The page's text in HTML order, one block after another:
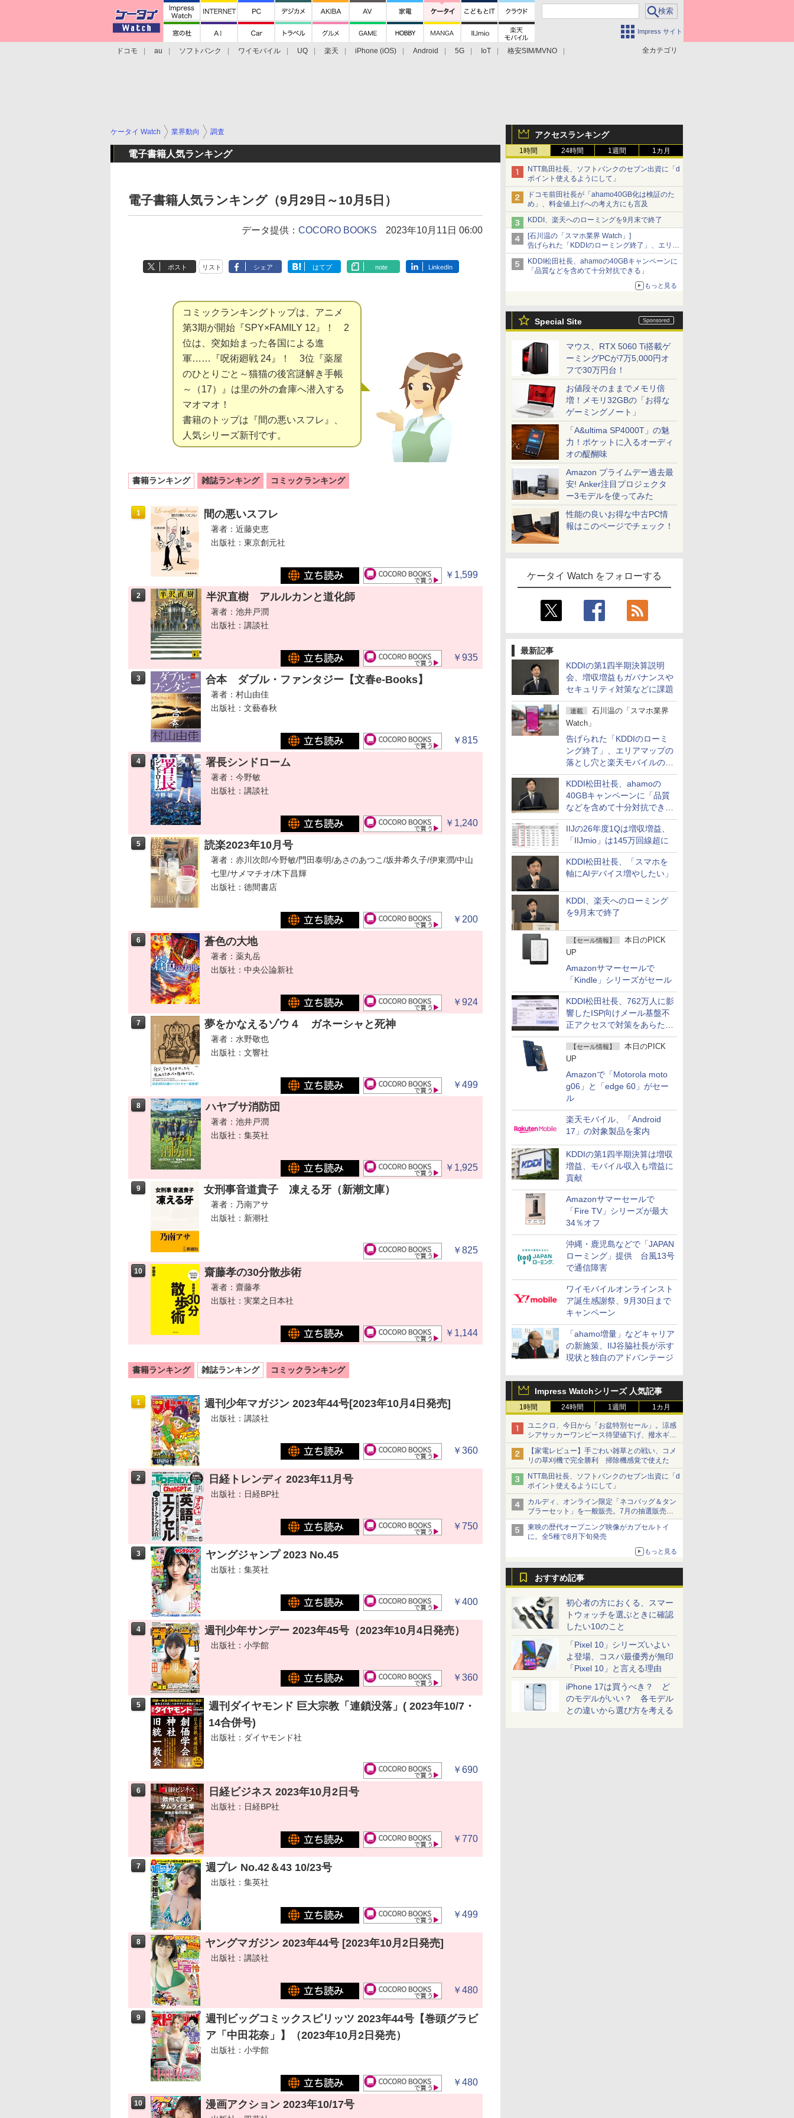
Impress サイト
全カテゴリ
ドコモ au ソフトバンク ワイモバイル UQ 楽天 iPhone (iOS) Android 5G IoT
格安SIM/MVNO
アクセスランキング
1時間 24時間 1週間 1カ月
NTT島田社長、ソフトバンクのセブン出資に「d
ポイント使えるようにして」
ドコモ前田社長が「ahamo40GB化は検証のた
め」、料金値上げへの考え方にも言及
KDDI、楽天へのローミングを9月末で終了
[石川温の「スマホ業界 Watch」]
告げられた「KDDIのローミング終了」、エリア
マップの落とし穴と楽天モバイルの課題
KDDI松田社長、ahamoの40GBキャンペーンに
「品質などを含めて十分対抗できる」
もっと見る
Special Site
マウス、RTX 5060 Ti搭載ゲ
ーミングPCが7万5,000円オ
フで30万円台！
お値段そのままでメモリ倍
増！メモリ32GBの「お得な
ゲーミングノート」
「A&ultima SP4000T」の魅
力！ポケットに入るオーディ
オの醍醐味
Amazon プライムデー過去最
安! Anker注目プロジェクタ
ー3モデルを使ってみた
性能の良いお得な中古PC情
報はこのページでチェック！
ケータイ Watch をフォローする
最新記事
KDDIの第1四半期決算説明
会、増収増益もガバナンスや
セキュリティ対策などに課題
連載
石川温の「スマホ業界
Watch」
告げられた「KDDIのローミ
ング終了」、エリアマップの
落とし穴と楽天モバイルの課
題
KDDI松田社長、ahamoの
40GBキャンペーンに「品質
などを含めて十分対抗でき
る」
IIJの26年度1Qは増収増益、
「IIJmio」は145万回線超に
KDDI松田社長、「スマホを
軸にAIデバイス増やしたい」
KDDI、楽天へのローミング
を9月末で終了
【セール情報】
本日のPICK
UP
Amazonサマーセールで
「Kindle」シリーズがセール
KDDI松田社長、762万人に影
響したISP向けメール基盤不
正アクセスで対策をあらため
て説明
【セール情報】
本日のPICK
UP
Amazonで「Motorola moto
g06」と「edge 60」がセー
ル
楽天モバイル、「Android
17」の対象製品を案内
KDDIの第1四半期決算は増収
増益、モバイル収入も増益に
貢献
Amazonサマーセールで
「Fire TV」シリーズが最大
34％オフ
沖縄・鹿児島などで「JAPAN
ローミング」提供 台風13号
で通信障害
ワイモバイルオンラインスト
ア誕生感謝祭、9月30日まで
キャンペーン
「ahamo増量」などキャリア
の新施策、IIJ谷脇社長が示す
現状と独自のアドバンテージ
Impress Watchシリーズ 人気記事
1時間 24時間 1週間 1カ月
ユニクロ、今日から「お盆特別セール」。涼感
シアサッカーワンピース待望値下げ、撥水ギア
ショーツは1990円に
【家電レビュー】手ごわい雑草との戦い、コメ
リの草刈機で完全勝利 掃除機感覚で使えた
NTT島田社長、ソフトバンクのセブン出資に「d
ポイント使えるようにして」
カルディ、オンライン限定「ネコバッグ＆タン
ブラーセット」を一般販売。7月の抽選販売の
当選無効分
東映の歴代オープニング映像がカプセルトイ
に。全5種で8月下旬発売
もっと見る
おすすめ記事
初心者の方におくる、スマー
トウォッチを選ぶときに確認
したい10のこと
「Pixel 10」シリーズいよい
よ登場、コスパ最優秀が無印
「Pixel 10」と言える理由
iPhone 17は買うべき？ ど
のモデルがいい？ 各モデル
との違いから選び方を考える
ケータイ Watch 業界動向 調査
電子書籍人気ランキング
電子書籍人気ランキング（9月29日～10月5日）
データ提供： COCORO BOOKS 2023年10月11日 06:00
ポスト リスト シェア はてブ note LinkedIn
コミックランキングトップは、アニメ
第3期が開始『SPY×FAMILY 12』！ 2
位は、突如始まった各国による進
軍……『呪術廻戦 24』！ 3位『薬屋
のひとりごと～猫猫の後宮謎解き手帳
～（17）』は里の外の倉庫へ潜入する
マオマオ！
書籍のトップは『間の悪いスフレ』、
人気シリーズ新刊です。
書籍ランキング 雑誌ランキング コミックランキング
1 間の悪いスフレ
著者：近藤史恵
出版社：東京創元社
￥1,599
2 半沢直樹 アルルカンと道化師
著者：池井戸潤
出版社：講談社
￥935
3 合本 ダブル・ファンタジー【文春e-Books】
著者：村山由佳
出版社：文藝春秋
￥815
4 署長シンドローム
著者：今野敏
出版社：講談社
￥1,240
5 読楽2023年10月号
著者：赤川次郎/今野敏/門田泰明/あさのあつこ/坂井希久子/伊東潤/中山
七里/サメマチオ/木下昌輝
出版社：徳間書店
￥200
6 蒼色の大地
著者：薬丸岳
出版社：中央公論新社
￥924
7 夢をかなえるゾウ４ ガネーシャと死神
著者：水野敬也
出版社：文響社
￥499
8 ハヤブサ消防団
著者：池井戸潤
出版社：集英社
￥1,925
9 女刑事音道貴子 凍える牙（新潮文庫）
著者：乃南アサ
出版社：新潮社
￥825
10 齋藤孝の30分散歩術
著者：齋藤孝
出版社：実業之日本社
￥1,144
書籍ランキング 雑誌ランキング コミックランキング
1 週刊少年マガジン 2023年44号[2023年10月4日発売]
出版社：講談社
￥360
2 日経トレンディ 2023年11月号
出版社：日経BP社
￥750
3 ヤングジャンプ 2023 No.45
出版社：集英社
￥400
4 週刊少年サンデー 2023年45号（2023年10月4日発売）
出版社：小学館
￥360
5
週刊ダイヤモンド 巨大宗教「連鎖没落」( 2023年10/7・
14合併号)
出版社：ダイヤモンド社
￥690
6 日経ビジネス 2023年10月2日号
出版社：日経BP社
￥770
7 週プレ No.42＆43 10/23号
出版社：集英社
￥499
8 ヤングマガジン 2023年44号 [2023年10月2日発売]
出版社：講談社
￥480
9
週刊ビッグコミックスピリッツ 2023年44号【巻頭グラビ
ア「中田花奈」】（2023年10月2日発売）
出版社：小学館
￥480
10 漫画アクション 2023年10/17号